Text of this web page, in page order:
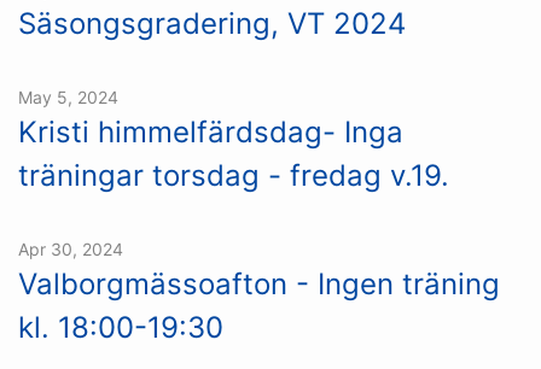
Säsongsgradering, VT 2024
May 5, 2024
Kristi himmelfärdsdag- Inga
träningar torsdag - fredag v.19.
Apr 30, 2024
Valborgmässoafton - Ingen träning
kl. 18:00-19:30